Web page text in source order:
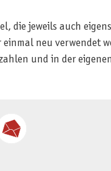
die jeweils auch
neu verwendet
und in der